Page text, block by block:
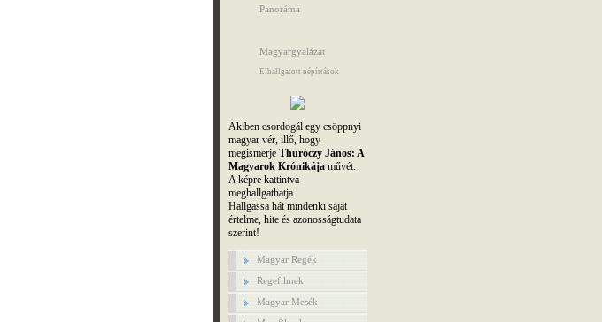
Panoráma
Magyargyalázat
Elhallgatott népírtások
Akiben csordogál egy csöppnyi
magyar vér, illő, hogy
megismerje Thuróczy János: A
Magyarok Krónikájaművét.
A képre kattintva
meghallgathatja.
Hallgassa hát mindenki saját
értelme, hite és azonosságtudata
szerint!
Magyar Regék
Regefilmek
Magyar Mesék